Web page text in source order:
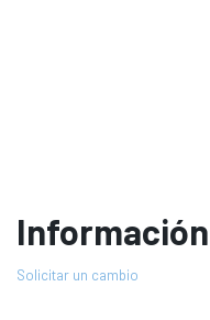
Solicitar un cambio